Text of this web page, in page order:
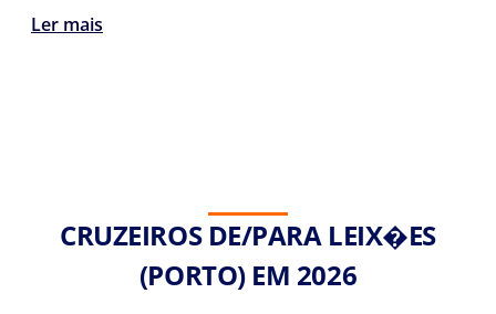
Ler mais
CRUZEIROS DE/PARA LEIX�ES
(PORTO) EM 2026